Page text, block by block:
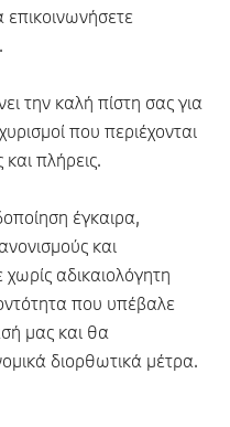
την καλή πίστη σας για
που περιέχονται
και πλήρεις.
έγκαιρα,
και
χωρίς αδικαιολόγητη
που υπέβαλε
μας και θα
διορθωτικά μέτρα.